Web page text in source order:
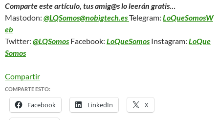
Comparte este artículo, tus amig@s lo leerán gratis…
Mastodon: @LQSomos@nobigtech.esTelegram: LoQueSomosW
eb
Twitter: @LQSomos Facebook: LoQueSomos Instagram: LoQue
Somos
Compartir
COMPARTE ESTO:
Facebook LinkedIn X